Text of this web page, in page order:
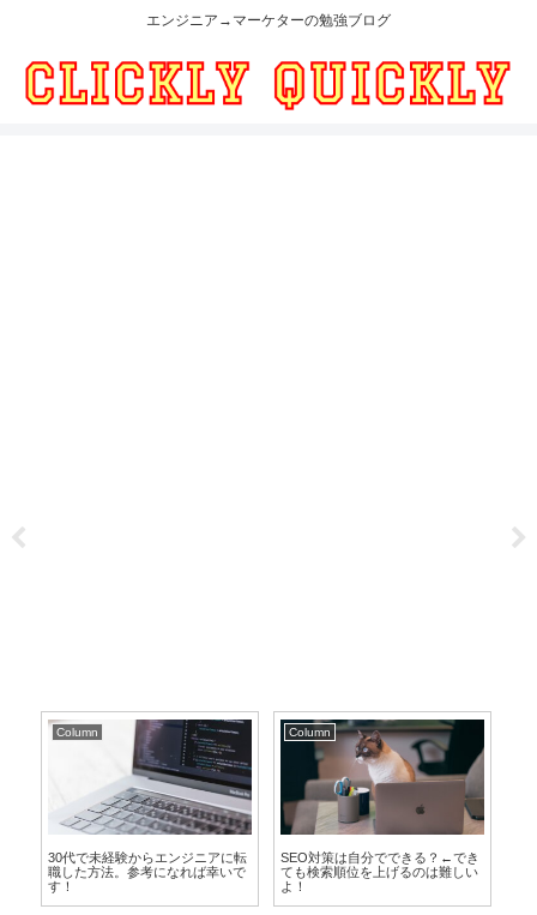
エンジニア→マーケターの勉強ブログ
Column
30代で未経験からエンジニアに転
職した方法。参考になれば幸いで
す！
Column
SEO対策は自分でできる？←でき
ても検索順位を上げるのは難しい
よ！